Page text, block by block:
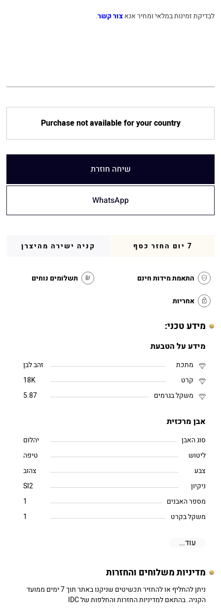
לבדיקת זמינות במלאי ומחיר אנא צור קשר.
Purchase not available for your country
שיחה חוזרת
WhatsApp
7 יום החזר כסף קניה ישירה מהיצרן
התאמת מידות חינם תשלומים נוחים
אחריות
מידע טכני:
מידע על הטבעת
מתכת
זהב לבן
קרט
18K
משקל בגרמים
5.87
אבן מרכזית
סוג האבן
יהלום
ליטוש
טיפה
צבע
צהוב
ניקיון
SI2
מספר האבנים
1
משקל בקרט
1
עוד...
מדיניות משלוחים והחזרות
ניתן להחליף או להחזיר תכשיטים שניקנו באתר תוך 7 ימים ממועד
הקניה. בהתאם למדיניות החזרות והחלפות של IDC